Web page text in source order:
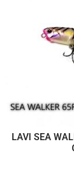
LAVI SEA